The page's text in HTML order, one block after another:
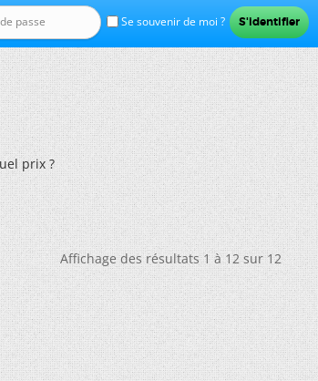
Se souvenir de moi ?
prix ?
Affichage des résultats 1 à 12 sur 12